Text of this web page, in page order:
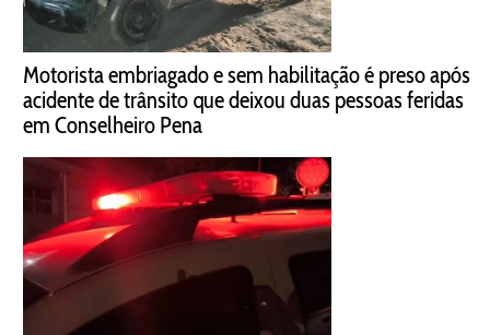
Motorista embriagado e sem habilitação é preso após
acidente de trânsito que deixou duas pessoas feridas
em Conselheiro Pena